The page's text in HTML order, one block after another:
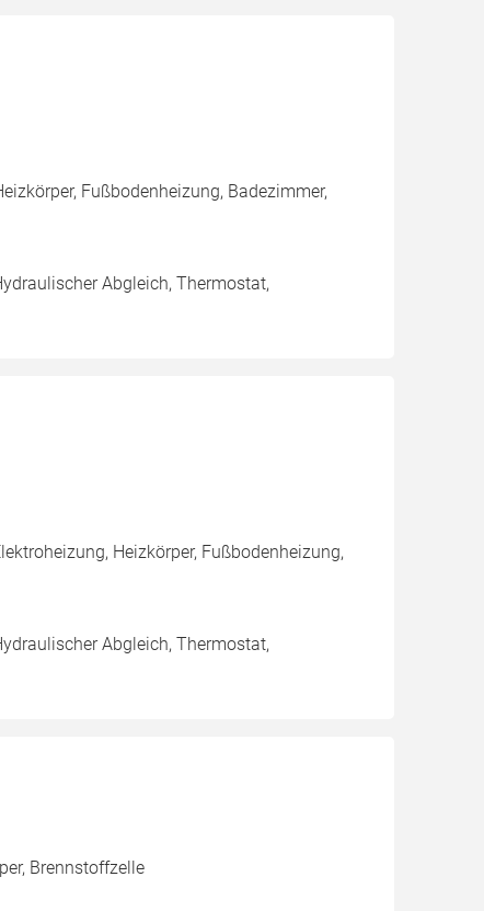
Fußbodenheizung, Badezimmer,
Abgleich, Thermostat,
Heizkörper, Fußbodenheizung,
Abgleich, Thermostat,
Brennstoffzelle